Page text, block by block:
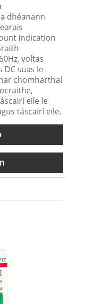
dhéanann
Indication
voltas
DC suas le
chomharthaí
eile le
táscairí eile.